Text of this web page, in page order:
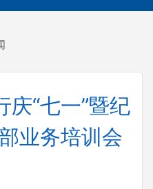
庆“七一”暨纪
业务培训会